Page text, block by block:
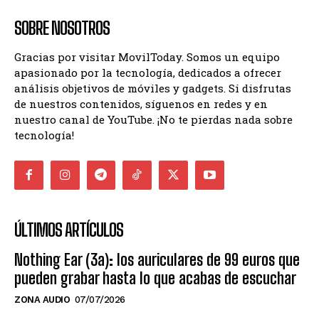
SOBRE NOSOTROS
Gracias por visitar MovilToday. Somos un equipo
apasionado por la tecnología, dedicados a ofrecer
análisis objetivos de móviles y gadgets. Si disfrutas
de nuestros contenidos, síguenos en redes y en
nuestro canal de YouTube. ¡No te pierdas nada sobre
tecnología!
ÚLTIMOS ARTÍCULOS
Nothing Ear (3a): los auriculares de 99 euros que
pueden grabar hasta lo que acabas de escuchar
ZONA AUDIO 07/07/2026